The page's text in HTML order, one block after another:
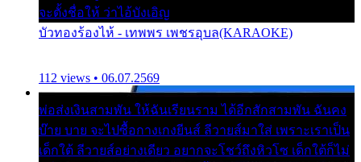
จะตั้งชื่อให้ ว่าไอ้บังเอิญ
บัวทองร้องไห้ - เทพพร เพชรอุบล(KARAOKE)
112 views • 06.07.2569
พ่อส่งเงินสามพัน ให้ฉันเรียนราม ได้อีกสักสามพัน ฉันคง
บ๊าย บาย จะไปซื้อกางเกงยีนส์ ลีวายส์มาใส่ เพราะเราเป็น
เด็กใต้ ลีวายส์อย่างเดียว อยากจะโชว์ถึงหิวโซ เด็กใต้ก็ไม่